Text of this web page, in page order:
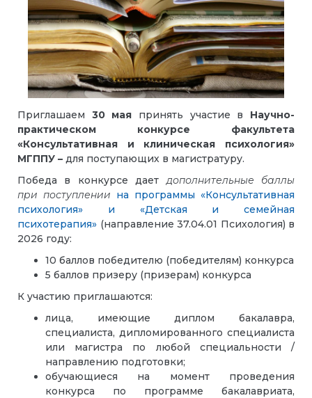
Приглашаем 30 мая принять участие в Научно-
практическом конкурсе факультета
«Консультативная и клиническая психология»
МГППУ – для поступающих в магистратуру.
Победа в конкурсе даетдополнительные баллы
при поступлении на программы «Консультативная
психология» и «Детская и семейная
психотерапия» (направление 37.04.01 Психология) в
2026 году:
10 баллов победителю (победителям) конкурса
5 баллов призеру (призерам) конкурса
К участию приглашаются:
лица, имеющие диплом бакалавра,
специалиста, дипломированного специалиста
или магистра по любой специальности /
направлению подготовки;
обучающиеся на момент проведения
конкурса по программе бакалавриата,